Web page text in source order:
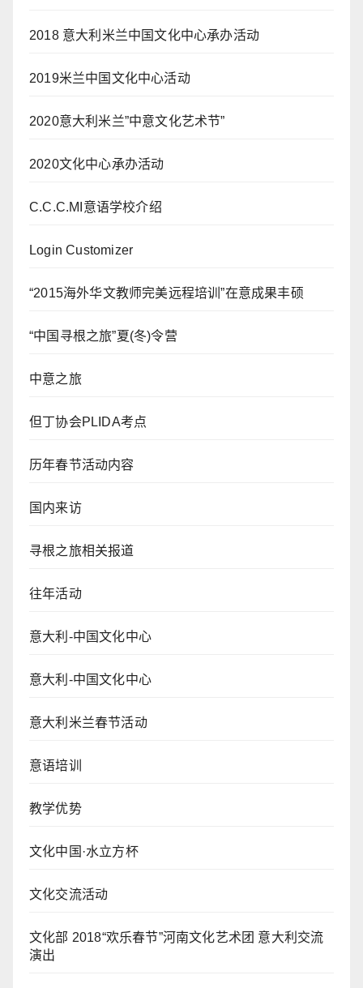
2018 意大利米兰中国文化中心承办活动
2019米兰中国文化中心活动
2020意大利米兰”中意文化艺术节”
2020文化中心承办活动
C.C.C.MI意语学校介绍
Login Customizer
“2015海外华文教师完美远程培训”在意成果丰硕
“中国寻根之旅”夏(冬)令营
中意之旅
但丁协会PLIDA考点
历年春节活动内容
国内来访
寻根之旅相关报道
往年活动
意大利-中国文化中心
意大利-中国文化中心
意大利米兰春节活动
意语培训
教学优势
文化中国·水立方杯
文化交流活动
文化部 2018“欢乐春节”河南文化艺术团 意大利交流
演出